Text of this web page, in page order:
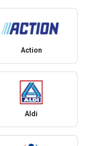
Action
Aldi